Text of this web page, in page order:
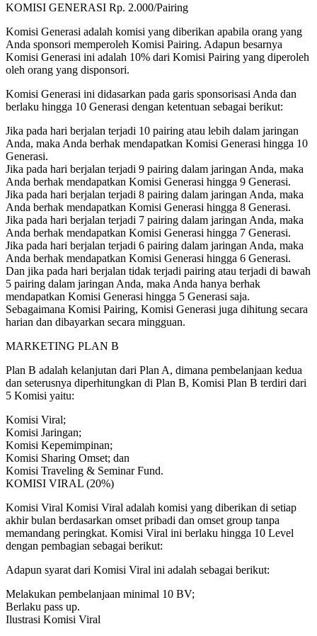
KOMISI GENERASI Rp. 2.000/Pairing
Komisi Generasi adalah komisi yang diberikan apabila orang yang
Anda sponsori memperoleh Komisi Pairing. Adapun besarnya
Komisi Generasi ini adalah 10% dari Komisi Pairing yang diperoleh
oleh orang yang disponsori.
Komisi Generasi ini didasarkan pada garis sponsorisasi Anda dan
berlaku hingga 10 Generasi dengan ketentuan sebagai berikut:
Jika pada hari berjalan terjadi 10 pairing atau lebih dalam jaringan
Anda, maka Anda berhak mendapatkan Komisi Generasi hingga 10
Generasi.
Jika pada hari berjalan terjadi 9 pairing dalam jaringan Anda, maka
Anda berhak mendapatkan Komisi Generasi hingga 9 Generasi.
Jika pada hari berjalan terjadi 8 pairing dalam jaringan Anda, maka
Anda berhak mendapatkan Komisi Generasi hingga 8 Generasi.
Jika pada hari berjalan terjadi 7 pairing dalam jaringan Anda, maka
Anda berhak mendapatkan Komisi Generasi hingga 7 Generasi.
Jika pada hari berjalan terjadi 6 pairing dalam jaringan Anda, maka
Anda berhak mendapatkan Komisi Generasi hingga 6 Generasi.
Dan jika pada hari berjalan tidak terjadi pairing atau terjadi di bawah
5 pairing dalam jaringan Anda, maka Anda hanya berhak
mendapatkan Komisi Generasi hingga 5 Generasi saja.
Sebagaimana Komisi Pairing, Komisi Generasi juga dihitung secara
harian dan dibayarkan secara mingguan.
MARKETING PLAN B
Plan B adalah kelanjutan dari Plan A, dimana pembelanjaan kedua
dan seterusnya diperhitungkan di Plan B, Komisi Plan B terdiri dari
5 Komisi yaitu:
Komisi Viral;
Komisi Jaringan;
Komisi Kepemimpinan;
Komisi Sharing Omset; dan
Komisi Traveling & Seminar Fund.
KOMISI VIRAL (20%)
Komisi Viral Komisi Viral adalah komisi yang diberikan di setiap
akhir bulan berdasarkan omset pribadi dan omset group tanpa
memandang peringkat. Komisi Viral ini berlaku hingga 10 Level
dengan pembagian sebagai berikut:
Adapun syarat dari Komisi Viral ini adalah sebagai berikut:
Melakukan pembelanjaan minimal 10 BV;
Berlaku pass up.
Ilustrasi Komisi Viral